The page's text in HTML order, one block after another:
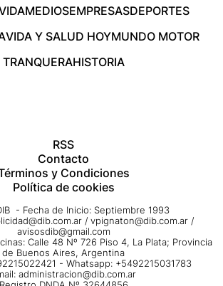
MEDIOSEMPRESASDEPORTES
VIDA Y SALUD HOYMUNDO MOTOR
TRANQUERAHISTORIA
RSS
Contacto
y Condiciones
Política de cookies
- Fecha de Inicio: Septiembre 1993
/ vpignaton@dib.com.ar /
avisosdib@gmail.com
Calle 48 Nº 726 Piso 4, La Plata; Provincia
de Buenos Aires, Argentina
- Whatsapp: +5492215031783
administracion@dib.com.ar